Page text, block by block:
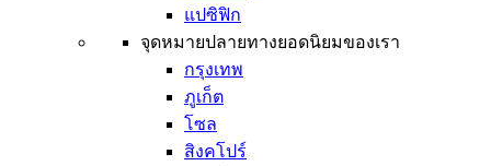
แปซิฟิก
จุดหมายปลายทางยอดนิยมของเรา
กรุงเทพ
ภูเก็ต
โซล
สิงคโปร์